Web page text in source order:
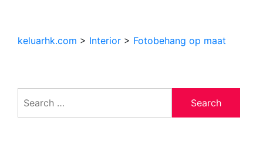
keluarhk.com > Interior > Fotobehang op maat
for: